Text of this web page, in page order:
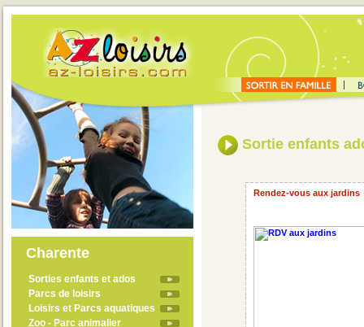
Charente
Sorties enfants et ados
Parcs de loisirs
Loisirs et Parcs aquatiques
Zoo - Parc animalier
Sortie enfants
Rendez-vous aux jardins